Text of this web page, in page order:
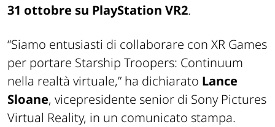
31 ottobre su PlayStation VR2.
“Siamo entusiasti di collaborare con XR Games
per portare Starship Troopers: Continuum
nella realtà virtuale,” ha dichiarato Lance
Sloane, vicepresidente senior di Sony Pictures
Virtual Reality, in un comunicato stampa.